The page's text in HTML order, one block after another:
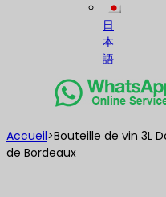
日
本
語
Accueil>Bouteille de vin 3L
de Bordeaux